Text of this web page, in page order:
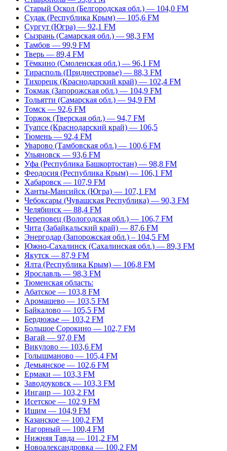
Старый Оскол (Белгородская обл.) — 104,0 FM
Судак (Республика Крым) — 105,6 FM
Сургут (Югра) — 92,1 FM
Сызрань (Самарская обл.) — 98,3 FM
Тамбов — 99,9 FM
Тверь — 89,4 FM
Тёмкино (Смоленская обл.) — 96,1 FM
Тирасполь (Приднестровье) — 88,3 FM
Тихорецк (Краснодарский край) — 102,4 FM
Токмак (Запорожская обл.) — 104,9 FM
Тольятти (Самарская обл.) — 94,9 FM
Томск — 92,6 FM
Торжок (Тверская обл.) — 94,7 FM
Туапсе (Краснодарский край) — 106,5
Тюмень — 92,4 FM
Уварово (Тамбовская обл.) — 100,6 FM
Ульяновск — 93,6 FM
Уфа (Республика Башкортостан) — 98,8 FM
Феодосия (Республика Крым) — 106,1 FM
Хабаровск — 107,9 FM
Ханты-Мансийск (Югра) — 107,1 FM
Чебоксары (Чувашская Республика) — 90,3 FM
Челябинск — 88,4 FM
Череповец (Вологодская обл.) — 106,7 FM
Чита (Забайкальский край) — 87,6 FM
Энергодар (Запорожская обл.) – 104,5 FM
Южно-Сахалинск (Сахалинская обл.) — 89,3 FM
Якутск — 87,9 FM
Ялта (Республика Крым) — 106,8 FM
Ярославль — 98,3 FM
Тюменская область:
Абатское — 103,8 FM
Аромашево — 103,5 FM
Байкалово — 105,5 FM
Бердюжье — 103,2 FM
Большое Сорокино — 102,7 FM
Вагай — 97,0 FM
Викулово — 103,6 FM
Голышманово — 105,4 FM
Демьянское — 102,6 FM
Ермаки — 103,3 FM
Заводоуковск — 103,3 FM
Ингаир — 103,2 FM
Исетское — 102,9 FM
Ишим — 104,9 FM
Казанское — 100,2 FM
Нагорный — 100,4 FM
Нижняя Тавда — 101,2 FM
Новоалександровка — 100,2 FM